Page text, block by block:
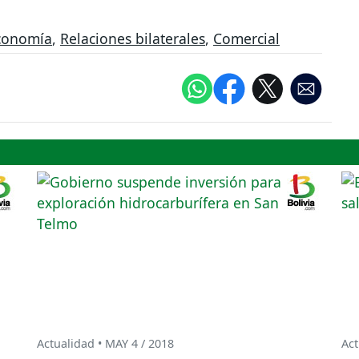
, Relaciones bilaterales, Comercial
Actualidad • MAY 4 / 2018